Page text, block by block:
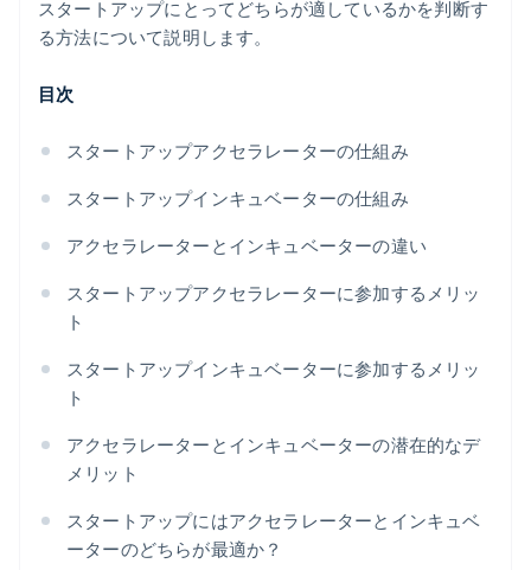
スタートアップにとってどちらが適しているかを判断す
る方法について説明します。
目次
スタートアップアクセラレーターの仕組み
スタートアップインキュベーターの仕組み
アクセラレーターとインキュベーターの違い
スタートアップアクセラレーターに参加するメリッ
ト
スタートアップインキュベーターに参加するメリッ
ト
アクセラレーターとインキュベーターの潜在的なデ
メリット
スタートアップにはアクセラレーターとインキュベ
ーターのどちらが最適か？